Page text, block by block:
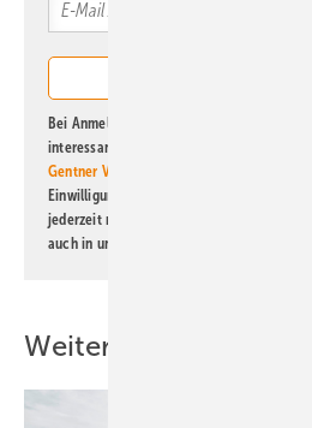
Bei Anmeldung zu diesem Newsletter bin
interessante Verlags- und Online-Angebote
Gentner Verlag GmbH & Co. KG
Einwilligung kann ich jederzeit widerrufen
jederzeit möglich. Informationen zum
auch in unserer
Weitere Inhalte